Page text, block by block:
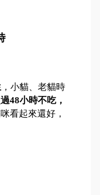
，小貓、老貓時
48小時不吃，
看起來還好，